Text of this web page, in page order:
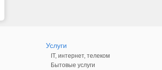
Услуги
IT, интернет, телеком
Бытовые услуги